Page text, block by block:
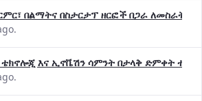
በልማትና በስታርታፕ ዘርፎች በጋራ ለመስራት
ቴክኖሎጂ እና ኢኖቬሽን ሳምንት በታላቅ ድምቀት